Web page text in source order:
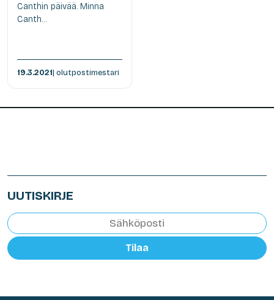
Canthin päivää. Minna
Canth...
19.3.2021| olutpostimestari
UUTISKIRJE
Tilaa